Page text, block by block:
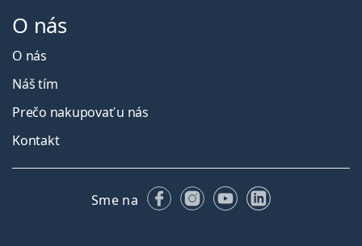
O nás
O nás
Náš tím
Prečo nakupovať u nás
Kontakt
Sme na FacebookuInstagrame
YouTubeLinkedIn